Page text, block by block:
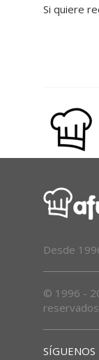
Si quiere
Desde
© 1996 -
SÍGUENOS